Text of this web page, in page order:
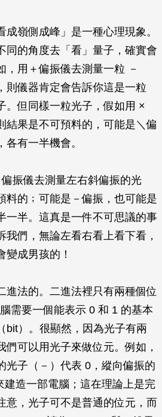
嶺側成峰」是一種心理現象。
同的角度去「看」量子，確實會
，用＋偏振儀去測量一粒 －
則儀器肯定會告訴你這是一粒
。但同樣一粒光子，假如用 ×
結果是不可預料的，可能是＼偏
有一半機會。
振儀去測量左右斜偏振的光
料的﹔可能是－偏振，也可能是
一半。這真是一件不可思議的事
我們，無論左看右看上看下看，
變成男孩的！
進法的。二進法裡只有兩種個位
需要一個能表示 0 和 1 的基本
bit）。很顯然，因為光子有兩
們可以用光子來做位元。例如，
光子（－）代表 0，縱向偏振的
建造一部電腦；這在理論上是完
意，光子可不是普通的位元，而